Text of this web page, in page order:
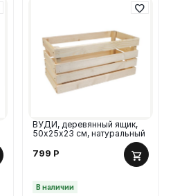
ВУДИ, деревянный ящик,
50х25х23 см, натуральный
799 Р
В наличии